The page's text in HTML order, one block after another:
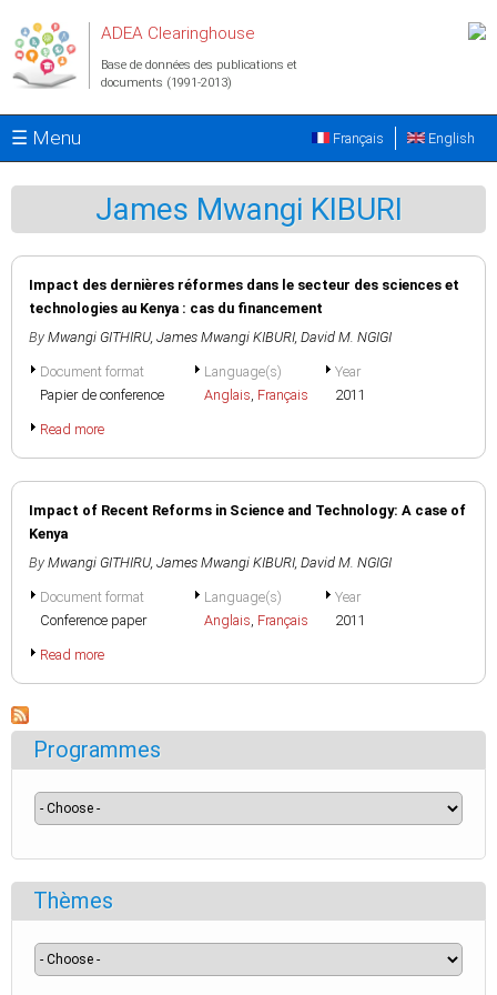
ADEA Clearinghouse
Base de données des publications et
documents (1991-2013)
☰ Menu English
Français
James Mwangi KIBURI
Impact des dernières réformes dans le secteur des sciences et
technologies au Kenya : cas du financement
By Mwangi GITHIRU, James Mwangi KIBURI, David M. NGIGI
Document format
Papier de conference
Language(s)
Anglais, Français
Year
2011
Read more
Impact of Recent Reforms in Science and Technology: A case of
Kenya
By Mwangi GITHIRU, James Mwangi KIBURI, David M. NGIGI
Document format
Conference paper
Language(s)
Anglais, Français
Year
2011
Read more
Programmes
Thèmes